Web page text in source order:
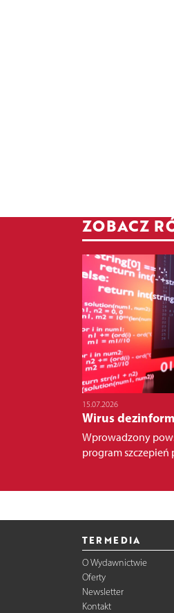
ZOBACZ
15.07.2026
Wirus
Wprowadzony
program szczepień
TERMEDIA
O Wydawnictwie
Oferty
Newsletter
Kontakt